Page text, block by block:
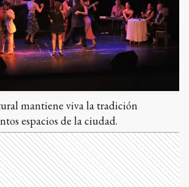
mantiene viva la tradición
espacios de la ciudad.